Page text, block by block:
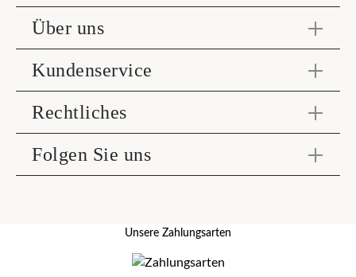
Über uns
Kundenservice
Rechtliches
Folgen Sie uns
Unsere Zahlungsarten